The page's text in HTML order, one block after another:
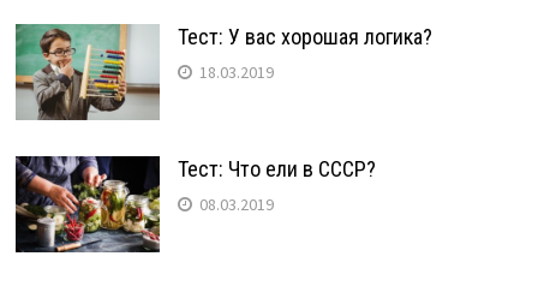
Тест: У вас хорошая логика?
18.03.2019
Тест: Что ели в СССР?
08.03.2019